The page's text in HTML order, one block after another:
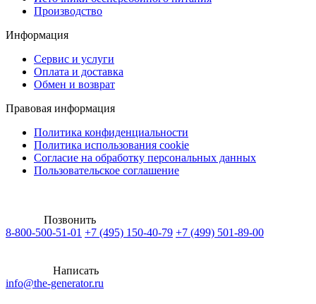
Производство
Информация
Сервис и услуги
Оплата и доставка
Обмен и возврат
Правовая информация
Политика конфиденциальности
Политика использования cookie
Согласие на обработку персональных данных
Пользовательское соглашение
Позвонить
8-800-500-51-01 +7 (495) 150-40-79 +7 (499) 501-89-00
Написать
info@the-generator.ru